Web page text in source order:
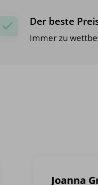
Der beste
Immer zu
Joanna